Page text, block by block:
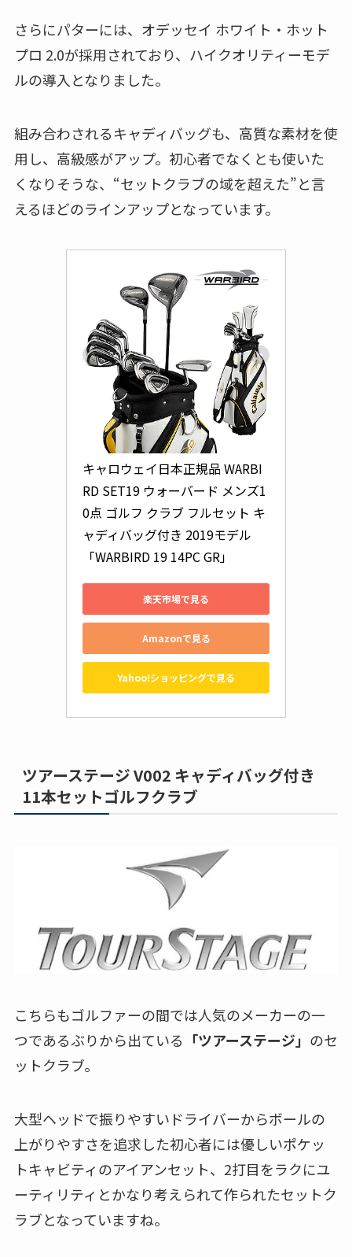
さらにパターには、オデッセイ ホワイト・ホット
プロ 2.0が採用されており、ハイクオリティーモデ
ルの導入となりました。
組み合わされるキャディバッグも、高質な素材を使
用し、高級感がアップ。初心者でなくとも使いた
くなりそうな、“セットクラブの域を超えた”と言
えるほどのラインアップとなっています。
キャロウェイ日本正規品 WARBI
RD SET19 ウォーバード メンズ1
0点 ゴルフ クラブ フルセット キ
ャディバッグ付き 2019モデル
「WARBIRD 19 14PC GR」
楽天市場で見る
Amazonで見る
Yahoo!ショッピングで見る
ツアーステージ V002 キャディバッグ付き
11本セットゴルフクラブ
こちらもゴルファーの間では人気のメーカーの一
つであるぶりから出ている 「ツアーステージ」 のセ
ットクラブ。
大型ヘッドで振りやすいドライバーからボールの
上がりやすさを追求した初心者には優しいポケッ
トキャビティのアイアンセット、2打目をラクにユ
ーティリティとかなり考えられて作られたセットク
ラブとなっていますね。